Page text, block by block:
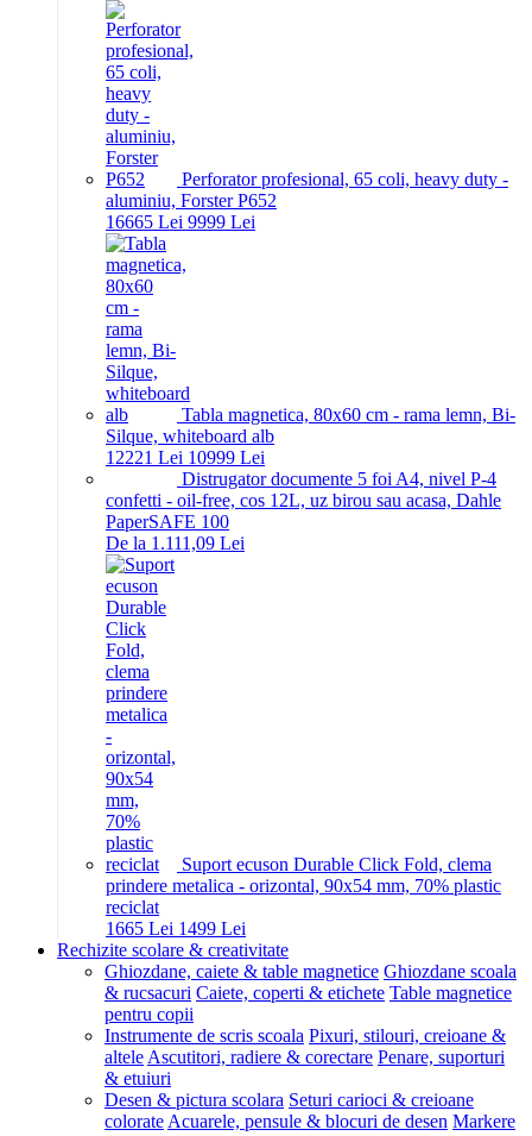
Perforator profesional, 65 coli, heavy duty -
aluminiu, Forster P652
16665 Lei 9999 Lei
Tabla magnetica, 80x60 cm - rama lemn, Bi-
Silque, whiteboard alb
12221 Lei 10999 Lei
Distrugator documente 5 foi A4, nivel P-4
confetti - oil-free, cos 12L, uz birou sau acasa, Dahle
PaperSAFE 100
De la 1.111,09 Lei
Suport ecuson Durable Click Fold, clema
prindere metalica - orizontal, 90x54 mm, 70% plastic
reciclat
1665 Lei 1499 Lei
Rechizite scolare & creativitate
Ghiozdane, caiete & table magnetice Ghiozdane scoala
& rucsacuri Caiete, coperti & etichete Table magnetice
pentru copii
Instrumente de scris scoala Pixuri, stilouri, creioane &
altele Ascutitori, radiere & corectare Penare, suporturi
& etuiuri
Desen & pictura scolara Seturi carioci & creioane
colorate Acuarele, pensule & blocuri de desen Markere